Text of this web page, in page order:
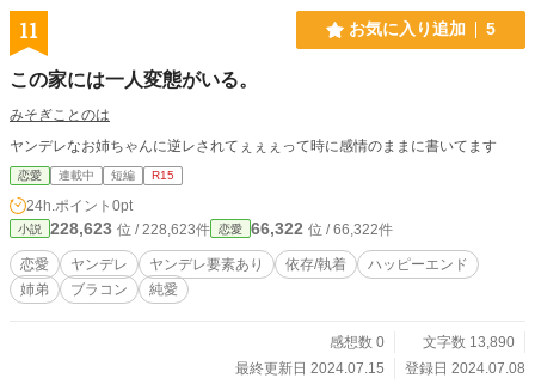
11 お気に入り追加 5
この家には一人変態がいる。
みそぎことのは
ヤンデレなお姉ちゃんに逆レされてぇぇぇって時に感情のままに書いてます
恋愛 連載中 短編 R15
24h.ポイント 0pt
小説 228,623 位 / 228,623件 恋愛 66,322 位 / 66,322件
恋愛 ヤンデレ ヤンデレ要素あり 依存/執着
ハッピーエンド
姉弟
ブラコン 純愛
感想数 0
文字数 13,890
最終更新日 2024.07.15
登録日 2024.07.08